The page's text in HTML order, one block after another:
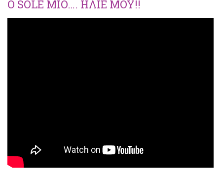
O SOLE MIO…. ΗΛΙΕ MOY!!